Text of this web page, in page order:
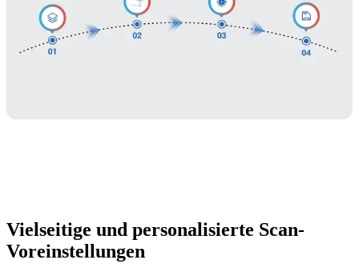
Vielseitige und personalisierte Scan-
Voreinstellungen